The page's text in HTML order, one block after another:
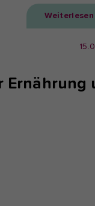
Weiterlesen
Ernährung